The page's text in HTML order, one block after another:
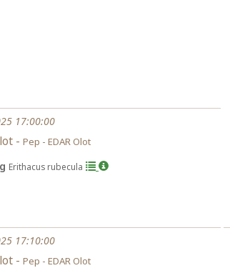
17:00:00
- Pep - EDAR Olot
Erithacus rubecula
17:10:00
- Pep - EDAR Olot